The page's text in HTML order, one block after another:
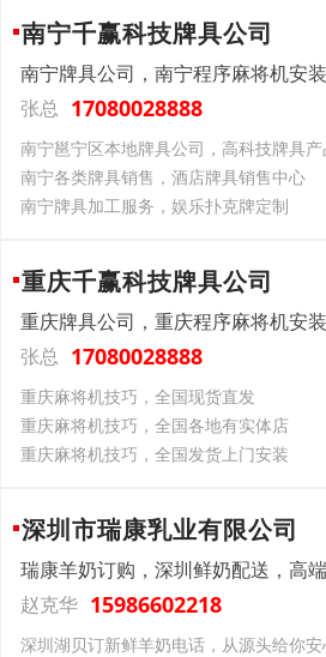
南宁千赢科技牌具公司
南宁牌具公司，南宁程序麻将机安
张总 17080028888
南宁邕宁区本地牌具公司，高科技牌具产
南宁各类牌具销售，酒店牌具销售中心
南宁牌具加工服务，娱乐扑克牌定制
重庆千赢科技牌具公司
重庆牌具公司，重庆程序麻将机安
张总 17080028888
重庆麻将机技巧，全国现货直发
重庆麻将机技巧，全国各地有实体店
重庆麻将机技巧，全国发货上门安装
深圳市瑞康乳业有限公司
瑞康羊奶订购，深圳鲜奶配送，高
赵克华 15986602218
深圳湖贝订新鲜羊奶电话，从源头给你